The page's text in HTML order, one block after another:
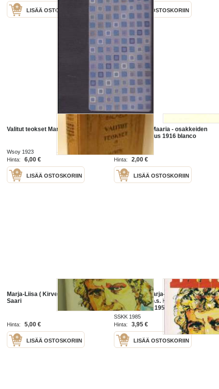
LISÄÄ OSTOSKORIIN LISÄÄ OSTOSKORIIN
Valitut teokset Marja Salmela III
Wsoy 1923
Hinta:
6,00 €
LISÄÄ OSTOSKORIIN
Marja Oy Ab, Maaria - osakkeiden
merkintäilmoitus 1916 blanco
Hinta: 2,00 €
LISÄÄ OSTOSKORIIN
Marja-Liisa ( Kirvesniemi)/ Mauno
Saari
Hinta: 5,00 €
LISÄÄ OSTOSKORIIN
Marja-Liisa. Marja-Liisa
Kirvesniemi (o.s. Hämäläinen, s.
10. syyskuuta 1955 Simpele) on
entinen suomalainen hiihtäjä ja
kolminkertainen olympiavoittaja.
SSKK 1985
Hinta:
3,95 €
LISÄÄ OSTOSKORIIN